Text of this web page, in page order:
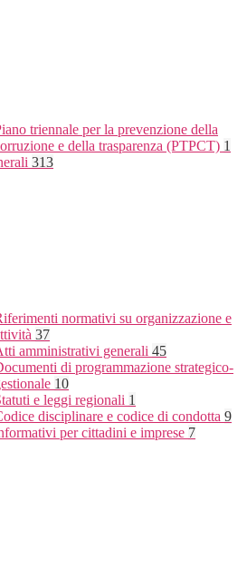
triennale per la prevenzione della
e della trasparenza (PTPCT) 1
313
normativi su organizzazione e
37
amministrativi generali 45
di programmazione strategico-
10
e leggi regionali 1
disciplinare e codice di condotta 9
per cittadini e imprese 7